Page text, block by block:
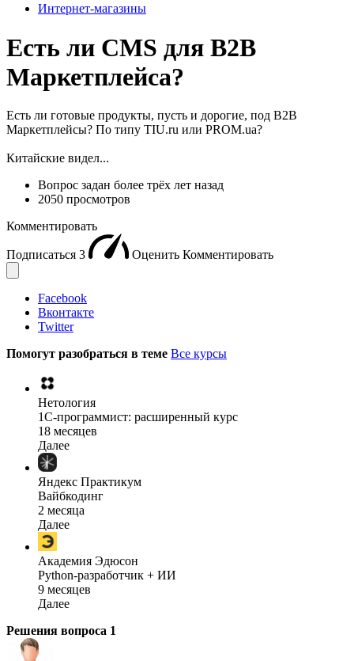
Интернет-магазины
Есть ли CMS для B2B
Маркетплейса?
Есть ли готовые продукты, пусть и дорогие, под B2B
Маркетплейсы? По типу TIU.ru или PROM.ua?
Китайские видел...
Вопрос задан более трёх лет назад
2050 просмотров
Комментировать
Подписаться 3 Оценить Комментировать
Facebook
Вконтакте
Twitter
Помогут разобраться в теме Все курсы
Нетология
1C-программист: расширенный курс
18 месяцев
Далее
Яндекс Практикум
Вайбкодинг
2 месяца
Далее
Академия Эдюсон
Python-разработчик + ИИ
9 месяцев
Далее
Решения вопроса 1